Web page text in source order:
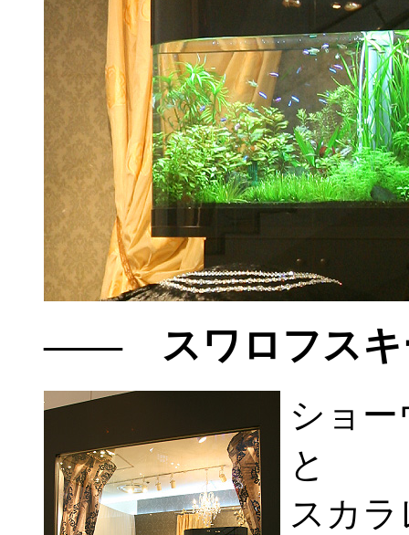
―― スワロフス
ショ
と
スカ